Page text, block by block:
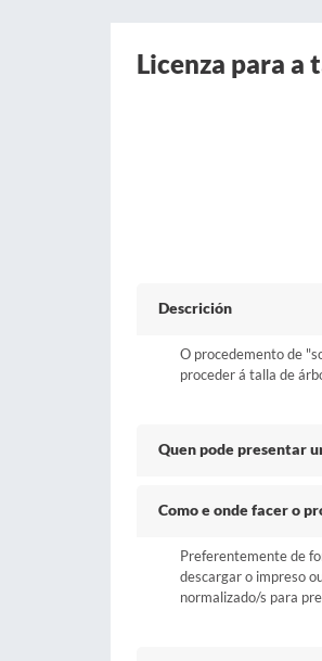
Licenza para a
Descrición
O procedemento de
proceder á talla de
Quen pode presentar
Como e onde facer o
Preferentemente de
descargar o impreso
normalizado/s para